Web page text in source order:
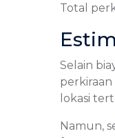
Total
Selain
perkiraan
lokasi
Namun,